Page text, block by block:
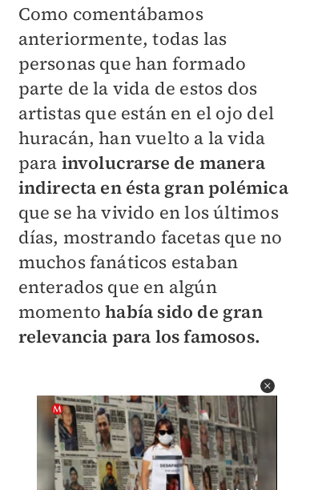
Como comentábamos
anteriormente, todas las
personas que han formado
parte de la vida de estos dos
artistas que están en el ojo del
huracán, han vuelto a la vida
para involucrarse de manera
indirecta en ésta gran polémica
que se ha vivido en los últimos
días, mostrando facetas que no
muchos fanáticos estaban
enterados que en algún
momentohabía sido de gran
relevancia para los famosos.